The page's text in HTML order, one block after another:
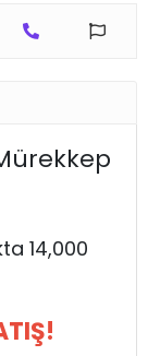
14,000